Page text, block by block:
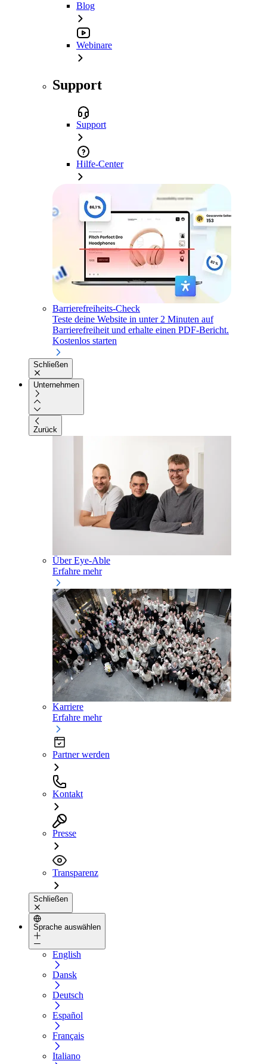
Blog
Webinare
Support
Support
Hilfe-Center
Barrierefreiheits-Check
Teste deine Website in unter 2 Minuten auf
Barrierefreiheit und erhalte einen PDF-Bericht.
Kostenlos starten
Schließen
Unternehmen
Zurück
Über Eye-Able
Erfahre mehr
Karriere
Erfahre mehr
Partner werden
Kontakt
Presse
Transparenz
Schließen
Sprache auswählen
English
Dansk
Deutsch
Español
Français
Italiano